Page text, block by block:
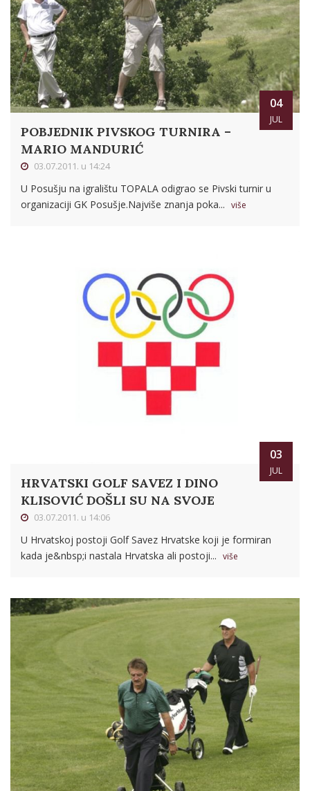
04
JUL
POBJEDNIK PIVSKOG TURNIRA –
MARIO MANDURIĆ
03.07.2011. u 14:24
U Posušju na igralištu TOPALA odigrao se Pivski turnir u
organizaciji GK Posušje.Najviše znanja poka... više
03
JUL
HRVATSKI GOLF SAVEZ I DINO
KLISOVIĆ DOŠLI SU NA SVOJE
03.07.2011. u 14:06
U Hrvatskoj postoji Golf Savez Hrvatske koji je formiran
kada je&nbsp;i nastala Hrvatska ali postoji... više